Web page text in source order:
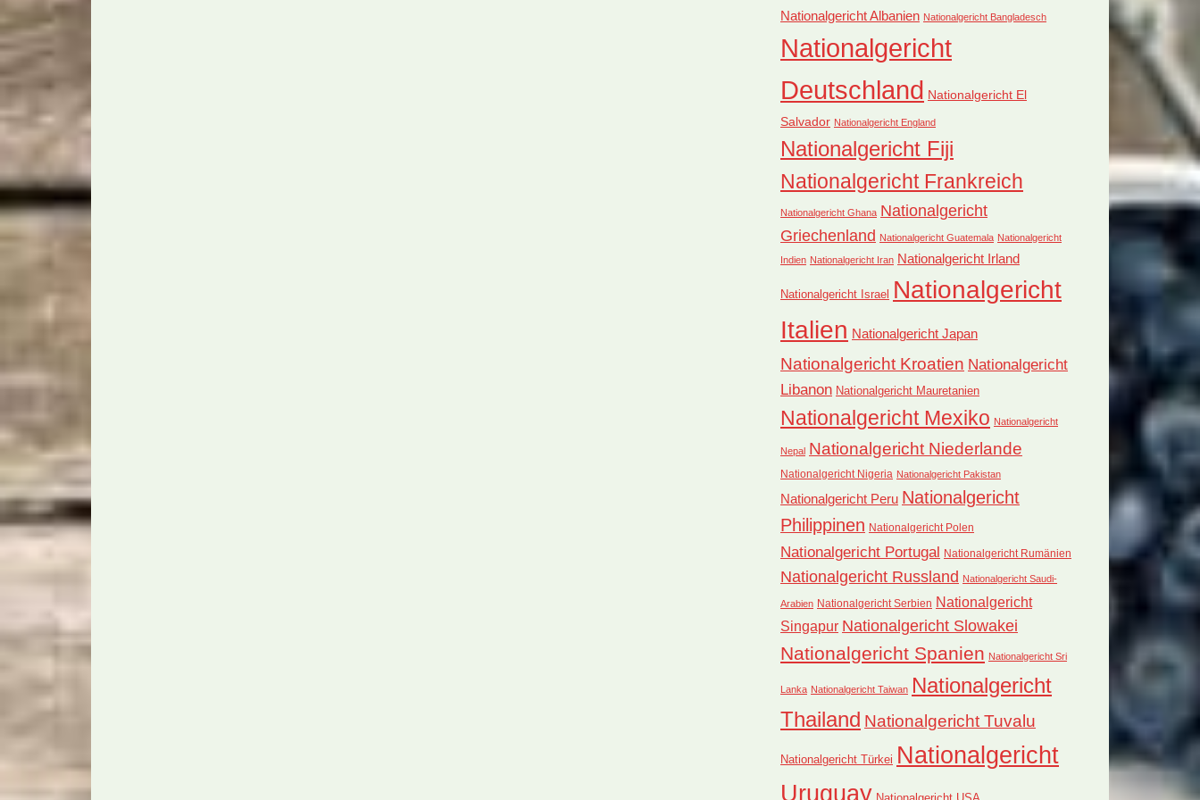
Nationalgericht Albanien Nationalgericht Bangladesch
Nationalgericht
Deutschland Nationalgericht El
Salvador Nationalgericht England
Nationalgericht Fiji
Nationalgericht Frankreich
Nationalgericht Ghana Nationalgericht
Griechenland Nationalgericht Guatemala Nationalgericht
Indien Nationalgericht Iran Nationalgericht Irland
Nationalgericht Israel Nationalgericht
Italien Nationalgericht Japan
Nationalgericht Kroatien Nationalgericht
Libanon Nationalgericht Mauretanien
Nationalgericht Mexiko Nationalgericht
Nepal Nationalgericht Niederlande
Nationalgericht Nigeria Nationalgericht Pakistan
Nationalgericht Peru Nationalgericht
Philippinen Nationalgericht Polen
Nationalgericht Portugal Nationalgericht Rumänien
Nationalgericht Russland Nationalgericht Saudi-
Arabien Nationalgericht Serbien Nationalgericht
Singapur Nationalgericht Slowakei
Nationalgericht Spanien Nationalgericht Sri
Lanka Nationalgericht Taiwan Nationalgericht
Thailand Nationalgericht Tuvalu
Nationalgericht Türkei Nationalgericht
Uruguay